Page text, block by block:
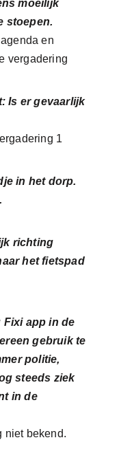
moeilijk
stoepen.
en
vergadering
Is ergevaarlijk
1
in het dorp.
richting
het fietspad
Fixi app in de
gebruik te
politie,
steeds ziek
in de
niet bekend.